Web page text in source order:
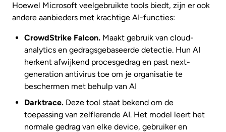
Hoewel Microsoft veelgebruikte tools biedt, zijn er ook
andere aanbieders met krachtige AI-functies:
CrowdStrike Falcon. Maakt gebruik van cloud-
analytics en gedragsgebaseerde detectie. Hun AI
herkent afwijkend procesgedrag en past next-
generation antivirus toe om je organisatie te
beschermen met behulp van AI
Darktrace. Deze tool staat bekend om de
toepassing van zelflerende AI. Het model leert het
normale gedrag van elke device, gebruiker en